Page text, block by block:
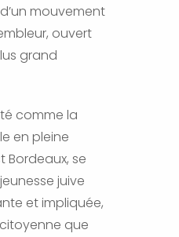
mouvement
ouvert
grand
comme la
en pleine
Bordeaux, se
juive
et impliquée,
que